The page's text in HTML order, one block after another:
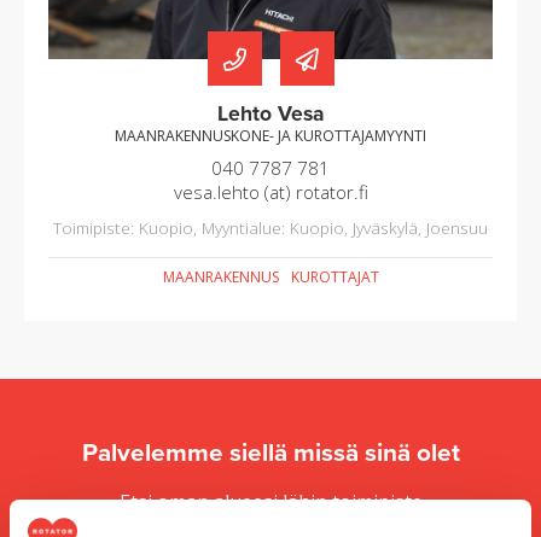
Lehto Vesa
MAANRAKENNUSKONE- JA KUROTTAJAMYYNTI
040 7787 781
vesa.lehto (at) rotator.fi
Toimipiste: Kuopio, Myyntialue: Kuopio, Jyväskylä, Joensuu
MAANRAKENNUS KUROTTAJAT
Palvelemme siellä missä sinä olet
Etsi oman alueesi lähin toimipiste